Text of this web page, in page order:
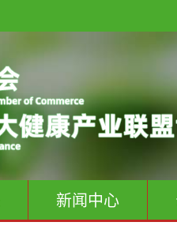
新闻中心